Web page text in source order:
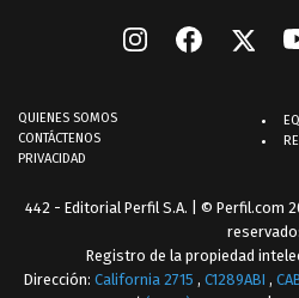
QUIENES SOMOS
CONTÁCTENOS
PRIVACIDAD
442 - Editorial Perfil S.A. | © Perfil.com
Registro de la propiedad
Dirección: California 2715 , C1289ABI ,